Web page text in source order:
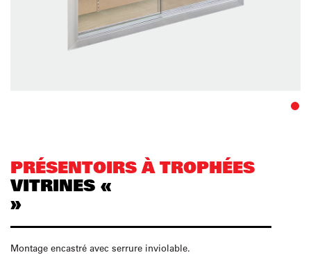
PRÉSENTOIRS À TROPHÉES
VITRINES «
»
Montage encastré avec serrure inviolable.